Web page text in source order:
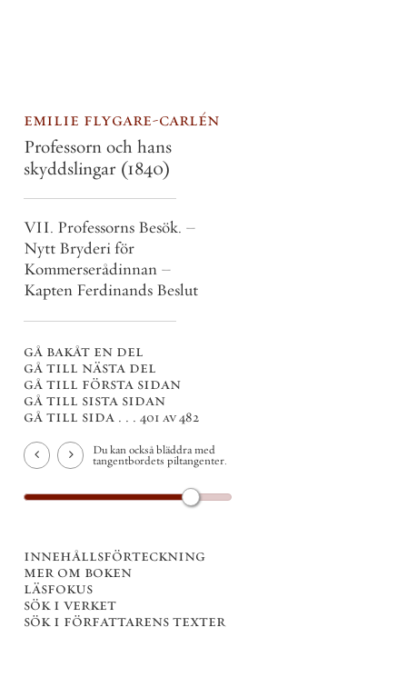
emilie flygare-carlén
Professorn och hans
skyddslingar (1840)
VII. Professorns Besök. –
Nytt Bryderi för
Kommerserådinnan –
Kapten Ferdinands Beslut
gå bakåt en del
gå till nästa del
gå till första sidan
gå till sista sidan
gå till sida . . . 401 av 482
Du kan också bläddra med
tangentbordets piltangenter.
innehållsförteckning
mer om boken
läsfokus
sök i verket
sök i författarens texter